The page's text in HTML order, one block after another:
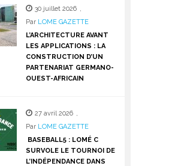
30 juillet 2026 ,
Par LOME GAZETTE
L’ARCHITECTURE AVANT
LES APPLICATIONS : LA
CONSTRUCTION D’UN
PARTENARIAT GERMANO-
OUEST-AFRICAIN
27 avril 2026 ,
Par LOME GAZETTE
BASEBALL5 : LOMÉ C
SURVOLE LE TOURNOI DE
L’INDÉPENDANCE DANS